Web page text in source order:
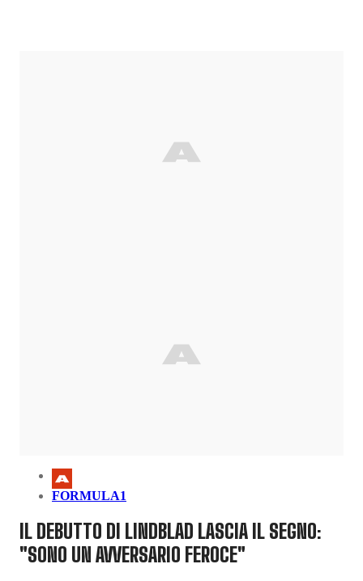
FORMULA1
IL DEBUTTO DI LINDBLAD LASCIA IL SEGNO:
"SONO UN AVVERSARIO FEROCE"